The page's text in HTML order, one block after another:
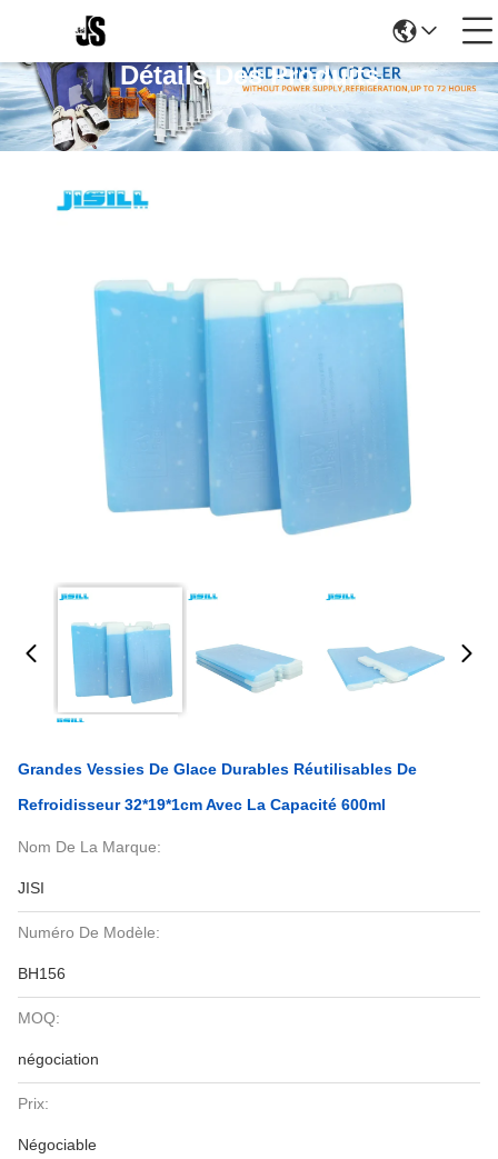
Détails Des Produits
Grandes Vessies De Glace Durables Réutilisables De
Refroidisseur 32*19*1cm Avec La Capacité 600ml
Nom De La Marque:
JISI
Numéro De Modèle:
BH156
MOQ:
négociation
Prix:
Négociable